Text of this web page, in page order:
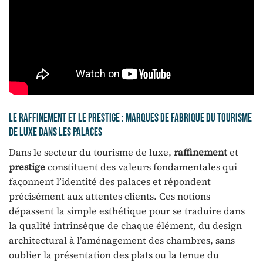
Le raffinement et le prestige : marques de fabrique du tourisme
de luxe dans les palaces
Dans le secteur du tourisme de luxe, raffinementet
prestigeconstituent des valeurs fondamentales qui
façonnent l’identité des palaces et répondent
précisément aux attentes clients. Ces notions
dépassent la simple esthétique pour se traduire dans
la qualité intrinsèque de chaque élément, du design
architectural à l’aménagement des chambres, sans
oublier la présentation des plats ou la tenue du